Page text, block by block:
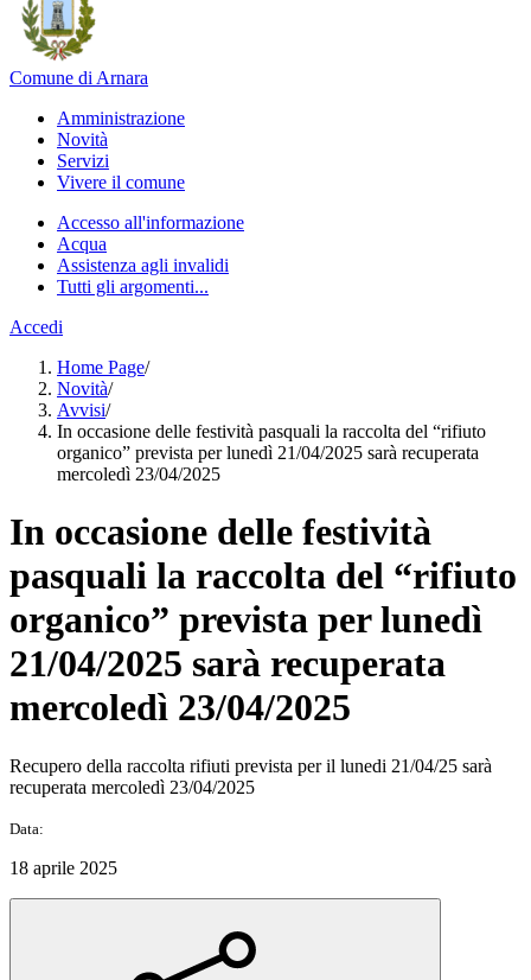
Comune di Arnara
Amministrazione
Novità
Servizi
Vivere il comune
Accesso all'informazione
Acqua
Assistenza agli invalidi
Tutti gli argomenti...
Accedi
Home Page/
Novità/
Avvisi/
In occasione delle festività pasquali la raccolta del “rifiuto
organico” prevista per lunedì 21/04/2025 sarà recuperata
mercoledì 23/04/2025
In occasione delle festività
pasquali la raccolta del “rifiuto
organico” prevista per lunedì
21/04/2025 sarà recuperata
mercoledì 23/04/2025
Recupero della raccolta rifiuti prevista per il lunedi 21/04/25 sarà
recuperata mercoledì 23/04/2025
Data:
18 aprile 2025